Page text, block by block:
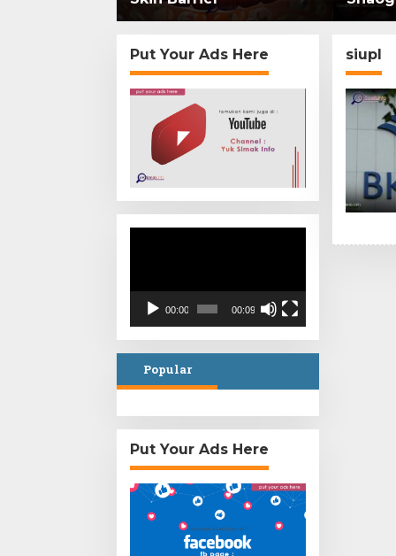
Put Your Ads Here
00:00 00:09
Popular
Put Your Ads Here
siupl